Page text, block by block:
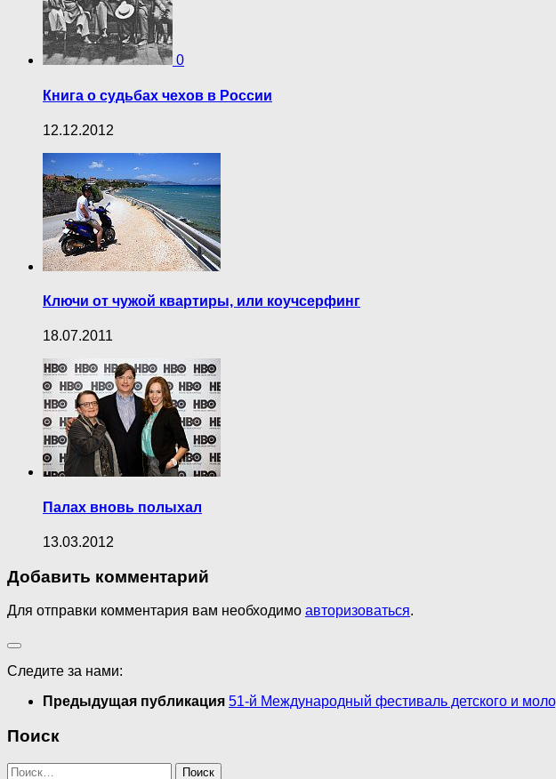
0
Книга о судьбах чехов в России
12.12.2012
Ключи от чужой квартиры, или коучсерфинг
18.07.2011
Палах вновь полыхал
13.03.2012
Добавить комментарий
Для отправки комментария вам необходимо авторизоваться.
Следите за нами:
Предыдущая публикация 51-й Международный фестиваль детского и
Поиск
Найти: